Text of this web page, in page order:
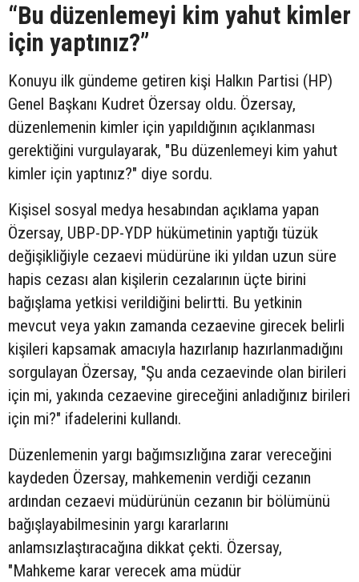
“Bu düzenlemeyi kim yahut kimler
için yaptınız?”
Konuyu ilk gündeme getiren kişi Halkın Partisi (HP)
Genel Başkanı Kudret Özersay oldu. Özersay,
düzenlemenin kimler için yapıldığının açıklanması
gerektiğini vurgulayarak, "Bu düzenlemeyi kim yahut
kimler için yaptınız?" diye sordu.
Kişisel sosyal medya hesabından açıklama yapan
Özersay, UBP-DP-YDP hükümetinin yaptığı tüzük
değişikliğiyle cezaevi müdürüne iki yıldan uzun süre
hapis cezası alan kişilerin cezalarının üçte birini
bağışlama yetkisi verildiğini belirtti. Bu yetkinin
mevcut veya yakın zamanda cezaevine girecek belirli
kişileri kapsamak amacıyla hazırlanıp hazırlanmadığını
sorgulayan Özersay, "Şu anda cezaevinde olan birileri
için mi, yakında cezaevine gireceğini anladığınız birileri
için mi?" ifadelerini kullandı.
Düzenlemenin yargı bağımsızlığına zarar vereceğini
kaydeden Özersay, mahkemenin verdiği cezanın
ardından cezaevi müdürünün cezanın bir bölümünü
bağışlayabilmesinin yargı kararlarını
anlamsızlaştıracağına dikkat çekti. Özersay,
"Mahkeme karar verecek ama müdür